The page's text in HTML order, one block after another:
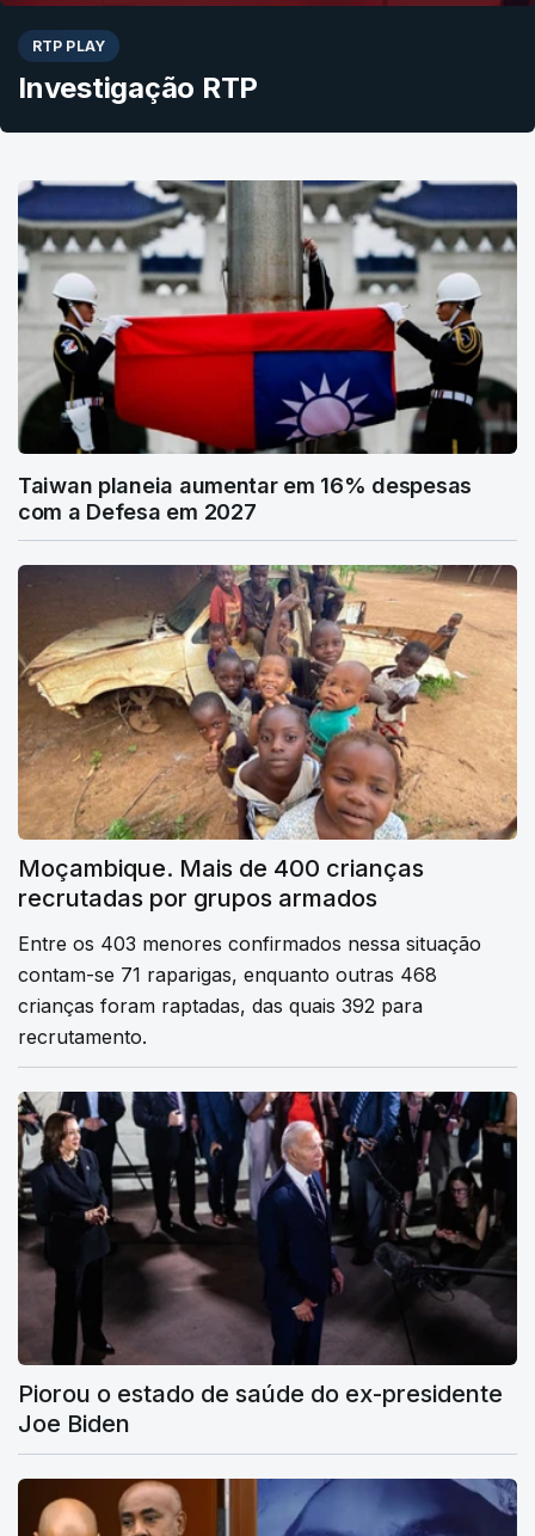
RTP PLAY
Investigação RTP
Taiwan planeia aumentar em 16% despesas
com a Defesa em 2027
Moçambique. Mais de 400 crianças
recrutadas por grupos armados
Entre os 403 menores confirmados nessa situação
contam-se 71 raparigas, enquanto outras 468
crianças foram raptadas, das quais 392 para
recrutamento.
Piorou o estado de saúde do ex-presidente
Joe Biden